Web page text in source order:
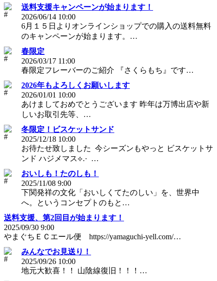
送料支援キャンペーンが始まります！
2026/06/14 10:00
6月１５日よりオンラインショップでの購入の送料無料
のキャンペーンが始まります。…
春限定
2026/03/17 11:00
春限定フレーバーのご紹介 『さくらもち』です…
2026年もよろしくお願いします
2026/01/01 10:00
あけましておめでとうございます 昨年は万博出店や新
しいお取引先等、…
冬限定！ビスケットサンド
2025/12/18 10:00
お待たせ致しました ⁡ 今シーズンもやっと ビスケットサ
ンド ハジメマス⟡.· ⁡ ⁡…
おいしも！たのしも！
2025/11/08 9:00
下関発祥の文化「おいしくてたのしい」を、世界中
へ。というコンセプトのもと…
送料支援、第2回目が始まります！
2025/09/30 9:00
やまぐちＥＣエール便 https://yamaguchi-yell.com/…
みんなでお見送り！
2025/09/26 10:00
地元大歓喜！！ 山陰線復旧！！！…